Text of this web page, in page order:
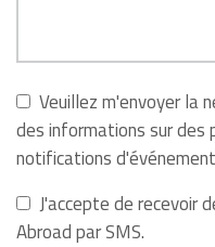
Veuillez m'envoyer la
des informations sur
notifications
J'accepte de recevoir
Abroad par SMS.